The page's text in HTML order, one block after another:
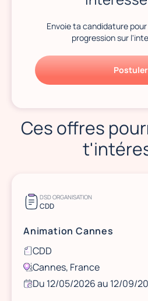
Envoie ta candidature
progression sur
Postuler
Ces offres
DSD ORGANISATION
CDD
Animation Cannes
CDD
Cannes, France
Du 12/05/2026 au 12/09/